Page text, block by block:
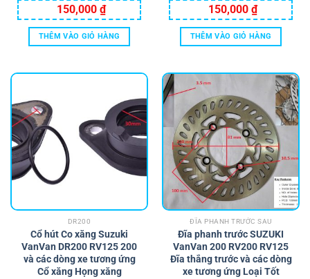
150,000 ₫
THÊM VÀO GIỎ HÀNG
150,000 ₫
THÊM VÀO GIỎ HÀNG
DR200
Cổ hút Co xăng Suzuki
VanVan DR200 RV125 200
và các dòng xe tương ứng
Cổ xăng Họng xăng
ĐĨA PHANH TRƯỚC SAU
Đĩa phanh trước SUZUKI
VanVan 200 RV200 RV125
Đĩa thắng trước và các dòng
xe tương ứng Loại Tốt